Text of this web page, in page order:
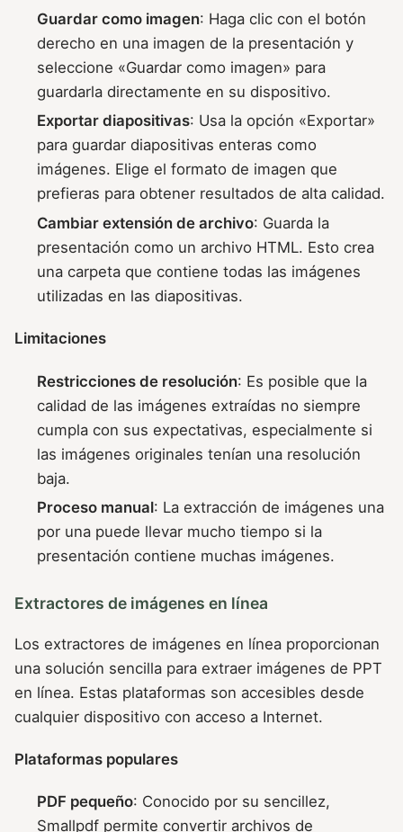
Guardar como imagen: Haga clic con el botón
derecho en una imagen de la presentación y
seleccione «Guardar como imagen» para
guardarla directamente en su dispositivo.
Exportar diapositivas: Usa la opción «Exportar»
para guardar diapositivas enteras como
imágenes. Elige el formato de imagen que
prefieras para obtener resultados de alta calidad.
Cambiar extensión de archivo: Guarda la
presentación como un archivo HTML. Esto crea
una carpeta que contiene todas las imágenes
utilizadas en las diapositivas.
Limitaciones
Restricciones de resolución: Es posible que la
calidad de las imágenes extraídas no siempre
cumpla con sus expectativas, especialmente si
las imágenes originales tenían una resolución
baja.
Proceso manual: La extracción de imágenes una
por una puede llevar mucho tiempo si la
presentación contiene muchas imágenes.
Extractores de imágenes en línea
Los extractores de imágenes en línea proporcionan
una solución sencilla para extraer imágenes de PPT
en línea. Estas plataformas son accesibles desde
cualquier dispositivo con acceso a Internet.
Plataformas populares
PDF pequeño: Conocido por su sencillez,
Smallpdf permite convertir archivos de